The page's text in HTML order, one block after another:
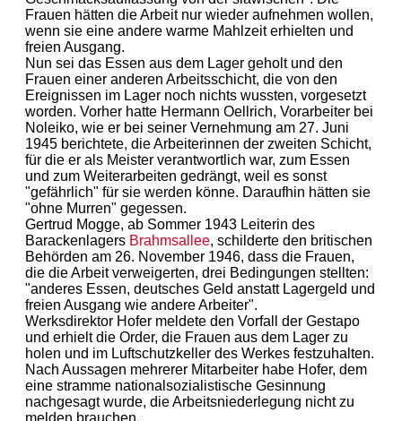
Frauen hätten die Arbeit nur wieder aufnehmen wollen,
wenn sie eine andere warme Mahlzeit erhielten und
freien Ausgang.
Nun sei das Essen aus dem Lager geholt und den
Frauen einer anderen Arbeitsschicht, die von den
Ereignissen im Lager noch nichts wussten, vorgesetzt
worden. Vorher hatte Hermann Oellrich, Vorarbeiter bei
Noleiko, wie er bei seiner Vernehmung am 27. Juni
1945 berichtete, die Arbeiterinnen der zweiten Schicht,
für die er als Meister verantwortlich war, zum Essen
und zum Weiterarbeiten gedrängt, weil es sonst
"gefährlich" für sie werden könne. Daraufhin hätten sie
"ohne Murren" gegessen.
Gertrud Mogge, ab Sommer 1943 Leiterin des
Barackenlagers Brahmsallee, schilderte den britischen
Behörden am 26. November 1946, dass die Frauen,
die die Arbeit verweigerten, drei Bedingungen stellten:
"anderes Essen, deutsches Geld anstatt Lagergeld und
freien Ausgang wie andere Arbeiter".
Werksdirektor Hofer meldete den Vorfall der Gestapo
und erhielt die Order, die Frauen aus dem Lager zu
holen und im Luftschutzkeller des Werkes festzuhalten.
Nach Aussagen mehrerer Mitarbeiter habe Hofer, dem
eine stramme nationalsozialistische Gesinnung
nachgesagt wurde, die Arbeitsniederlegung nicht zu
melden brauchen.